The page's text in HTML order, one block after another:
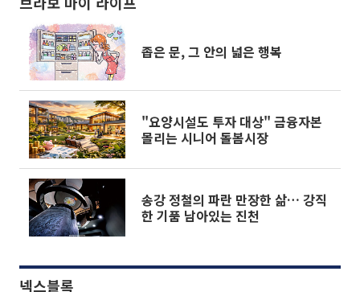
좁은 문, 그 안의 넓은 행복
"요양시설도 투자 대상" 금융자본
몰리는 시니어 돌봄시장
송강 정철의 파란 만장한 삶… 강직
한 기품 남아있는 진천
넥스블록